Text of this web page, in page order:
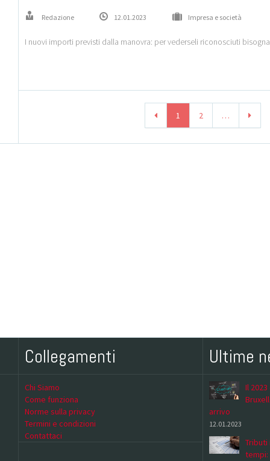
Redazione 12.01.2023 Impresa e società
I nuovi importi previsti dalla manovra: per vederseli riconosciuti
1 2 …
Collegamenti
Chi Siamo
Come funziona
Norme sulla privacy
Termini e condizioni
Contattaci
Ultime
Il
arrivo
12.01.2023
Tributi
tempi: